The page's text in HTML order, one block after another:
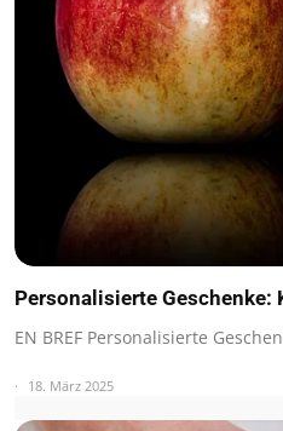
Personalisierte Geschenke:
EN BREF Personalisierte
18. März 2025